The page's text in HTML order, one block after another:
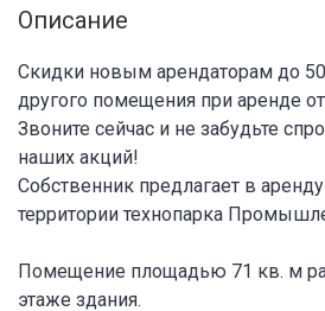
Описание
Скидки новым арендаторам до
другого помещения при аренде
Звоните сейчас и не забудьте
наших акций!
Собственник предлагает в
территории технопарка
Помещение площадью 71 кв. м
этаже здания.